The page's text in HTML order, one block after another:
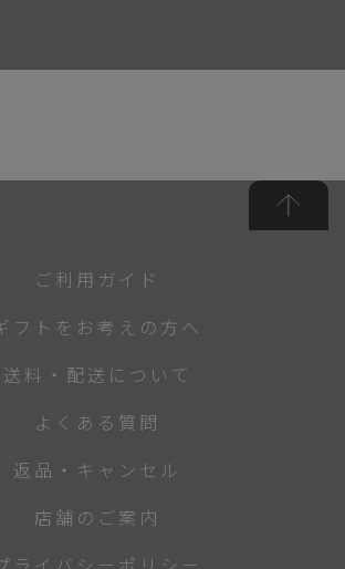
ご利用ガイド
フトをお考えの方へ
送料・配送について
よくある質問
返品・キャンセル
店舗のご案内